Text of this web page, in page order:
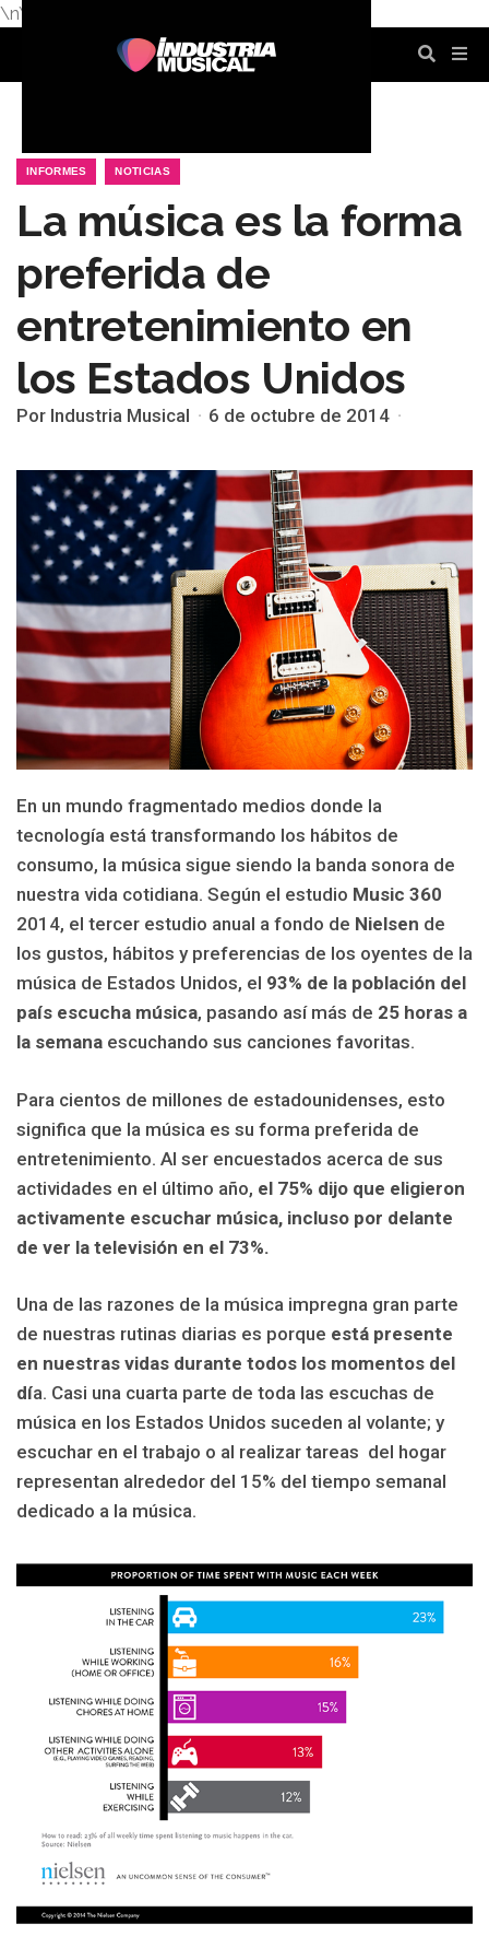
\n\n
INFORMES NOTICIAS
La música es la forma
preferida de
entretenimiento en
los Estados Unidos
Por Industria Musical 6 de octubre de 2014
En un mundo fragmentado medios donde la
tecnología está transformando los hábitos de
consumo, la música sigue siendo la banda sonora de
nuestra vida cotidiana. Según el estudio Music 360
2014, el tercer estudio anual a fondo de Nielsen de
los gustos, hábitos y preferencias de los oyentes de la
música de Estados Unidos, el 93% de la población del
país escucha música, pasando así más de 25 horas a
la semana escuchando sus canciones favoritas.
Para cientos de millones de estadounidenses, esto
significa que la música es su forma preferida de
entretenimiento. Al ser encuestados acerca de sus
actividades en el último año, el 75% dijo que eligieron
activamente escuchar música, incluso por delante
de ver la televisión en el 73%.
Una de las razones de la música impregna gran parte
de nuestras rutinas diarias es porque está presente
en nuestras vidas durante todos los momentos del
día. Casi una cuarta parte de toda las escuchas de
música en los Estados Unidos suceden al volante; y
escuchar en el trabajo o al realizar tareas del hogar
representan alrededor del 15% del tiempo semanal
dedicado a la música.